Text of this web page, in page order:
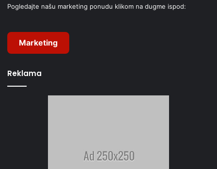
Pogledajte našu marketing ponudu klikom na dugme ispod:
Marketing
Reklama